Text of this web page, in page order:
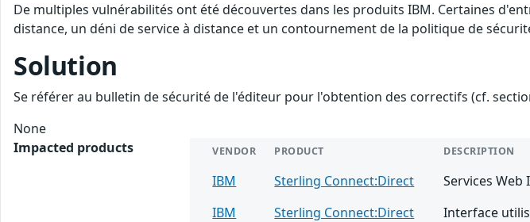
De multiples vulnérabilités ont été découvertes dans les produits IBM. Certaines
distance, un déni de service à distance et un contournement de la politique de
Solution
Se référer au bulletin de sécurité de l'éditeur pour l'obtention des correctifs (cf.
None
Impacted products
VENDOR PRODUCT DESCRIPTION
IBM Sterling Connect:Direct
Services Web
IBM
Sterling Connect:Direct
Interface